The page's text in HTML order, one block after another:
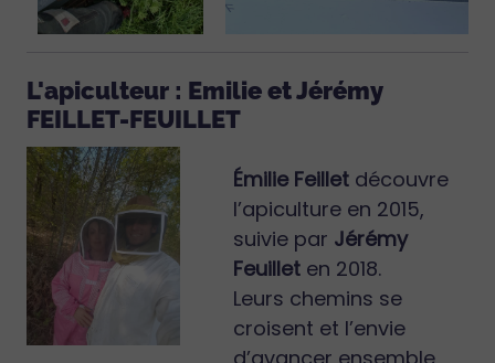
L'apiculteur : Emilie et Jérémy
FEILLET-FEUILLET
Émilie Feilletdécouvre
l’apiculture en 2015,
suivie par Jérémy
Feuilleten 2018.
Leurs chemins se
croisent et l’envie